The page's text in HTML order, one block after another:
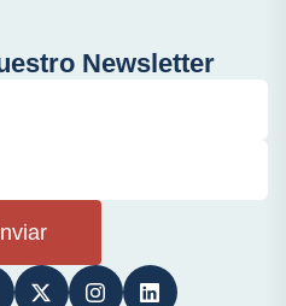
Newsletter